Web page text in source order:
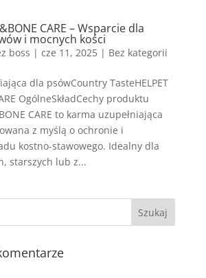
CARE – Wsparcie dla
i mocnych kości
boss | cze 11, 2025| Bez kategorii
dla psówCountry TasteHELPET
OgólneSkładCechy produktu
CARE to karma uzupełniająca
z myślą o ochronie i
kostno-stawowego. Idealny dla
starszych lub z...